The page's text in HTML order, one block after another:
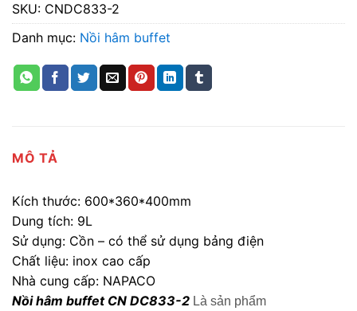
SKU: CNDC833-2
Danh mục: Nồi hâm buffet
MÔ TẢ
Kích thước: 600*360*400mm
Dung tích: 9L
Sử dụng: Cồn – có thể sử dụng bảng điện
Chất liệu: inox cao cấp
Nhà cung cấp: NAPACO
Nồi hâm buffet CN DC833-2 Là sản phẩm